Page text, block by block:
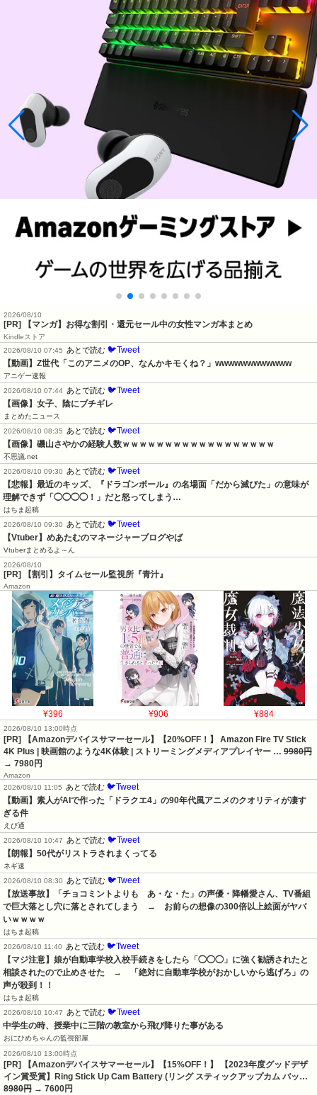
2026/08/10
[PR] 【マンガ】お得な割引・還元セール中の女性マンガ本まとめ
Kindleストア
2026/08/10 07:45
あとで読む 🐦Tweet
【動画】Z世代「このアニメのOP、なんかキモくね？」wwwwwwwwwwww
アニゲー速報
2026/08/10 07:44 あとで読む 🐦Tweet
【画像】女子、陰にブチギレ
まとめたニュース
2026/08/10 08:35
あとで読む 🐦Tweet
【画像】磯山さやかの経験人数ｗｗｗｗｗｗｗｗｗｗｗｗｗｗｗｗｗｗ
不思議.net
2026/08/10 09:30
あとで読む 🐦Tweet
【悲報】最近のキッズ、『ドラゴンボール』の名場面「だから滅びた」の意味が
理解できず「◯◯◯◯！」だと怒ってしまう…
はちま起稿
2026/08/10 09:30
あとで読む 🐦Tweet
【Vtuber】めあたむのマネージャーブログやば
Vtuberまとめるよ～ん
2026/08/10
[PR] 【割引】タイムセール監視所『青汁』
Amazon
¥396 ¥906 ¥884
2026/08/10 13:00時点
[PR] 【Amazonデバイスサマーセール】【20%OFF！】 Amazon Fire TV Stick
4K Plus | 映画館のような4K体験 | ストリーミングメディアプレイヤー … 9980円
→ 7980円
Amazon
2026/08/10 11:05
あとで読む 🐦Tweet
【動画】素人がAIで作った「ドラクエ4」の90年代風アニメのクオリティが凄す
ぎる件
えび通
2026/08/10 10:47
あとで読む 🐦Tweet
【朗報】50代がリストラされまくってる
ネギ速
2026/08/10 08:30
あとで読む 🐦Tweet
【放送事故】「チョコミントよりも　あ・な・た」の声優・降幡愛さん、TV番組
で巨大落とし穴に落とされてしまう　→　お前らの想像の300倍以上絵面がヤバ
いｗｗｗｗ
はちま起稿
2026/08/10 11:40
あとで読む 🐦Tweet
【マジ注意】娘が自動車学校入校手続きをしたら「◯◯◯」に強く勧誘されたと
相談されたので止めさせた　→　「絶対に自動車学校がおかしいから逃げろ」の
声が殺到！！
はちま起稿
2026/08/10 10:47
あとで読む 🐦Tweet
中学生の時、授業中に三階の教室から飛び降りた事がある
おにひめちゃんの監視部屋
2026/08/10 13:00時点
[PR] 【Amazonデバイスサマーセール】【15%OFF！】 【2023年度グッドデザ
イン賞受賞】Ring Stick Up Cam Battery (リング スティックアップカム バッ…
8980円 → 7600円